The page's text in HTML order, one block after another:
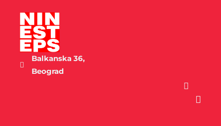
садржај
Balkanska 36,
Beograd
Cart